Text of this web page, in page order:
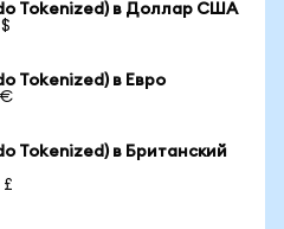
Tokenized) в Доллар США
Tokenized) в Евро
€
Tokenized) в Британский
£